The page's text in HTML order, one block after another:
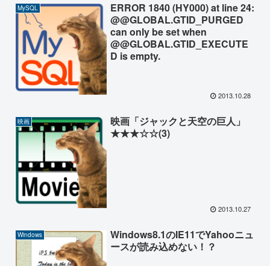
MySQL
ERROR 1840 (HY000) at line 24:
@@GLOBAL.GTID_PURGED
can only be set when
@@GLOBAL.GTID_EXECUTE
D is empty.
2013.10.28
映画
映画「ジャックと天空の巨人」
★★★☆☆(3)
2013.10.27
Windows
Windows8.1のIE11でYahooニュ
ースが読み込めない！？